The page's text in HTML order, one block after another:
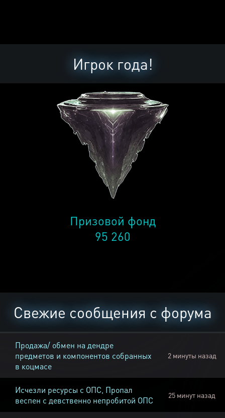
Игрок года!
Призовой фонд
95 260
Свежие сообщения с форума
Продажа/ обмен на дендре
предметов и компонентов собранных
в коцмасе
2 минуты назад
Исчезли ресурсы с ОПС, Пропал
веспен с девственно непробитой ОПС
25 минут назад